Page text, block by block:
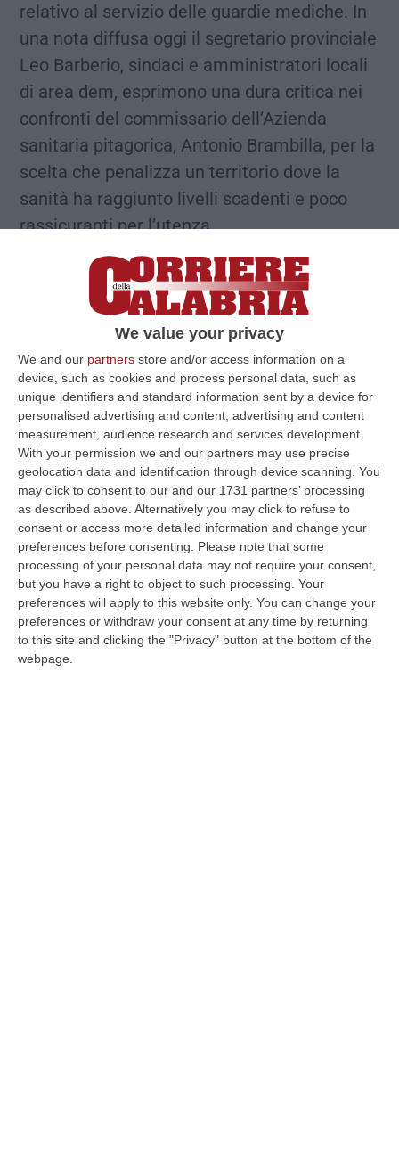
We value your privacy
We and our partners store and/or access information on a
device, such as cookies and process personal data, such as
unique identifiers and standard information sent by a device for
personalised advertising and content, advertising and content
measurement, audience research and services development.
With your permission we and our partners may use precise
geolocation data and identification through device scanning. You
may click to consent to our and our 1731 partners’ processing
as described above. Alternatively you may click to refuse to
consent or access more detailed information and change your
preferences before consenting.
Please note that some
processing of your personal data may not require your consent,
but you have a right to object to such processing. Your
preferences will apply to this website only. You can change your
preferences or withdraw your consent at any time by returning
to this site and clicking the "Privacy" button at the bottom of the
webpage.
relativo al servizio delle guardie mediche. In
una nota diffusa oggi il segretario provinciale
Leo Barberio, sindaci e amministratori locali
di area dem, esprimono una dura critica nei
confronti del commissario dell’Azienda
sanitaria pitagorica, Antonio Brambilla, per la
scelta che penalizza un territorio dove la
sanità ha raggiunto livelli scadenti e poco
rassicuranti per l’utenza.
Secondo i dirigenti e gli amministratori del
Pd, la scelta fatta da Brambilla, “«ostenuta
dal presidente della Regione Roberto
Occhiuto, rappresenta un attacco diretto al
diritto alla salute dei cittadini crotonesi, in
particolare delle aree interne, già fortemente
penalizzate da una carenza cronica di servizi
essenziali e difficoltà di accesso alle cure
mediche».A parere del Pd «tagliare la sanità
territoriale non è la soluzione».
«Se da un lato comprendiamo la necessità di
una gestione economica attenta – scrivono i
rappresentanti del Pd – non possiamo
accettare che questa avvenga a scapito della
salute pubblica. Ridurre le guardie mediche
per mere esigenze di bilancio significa